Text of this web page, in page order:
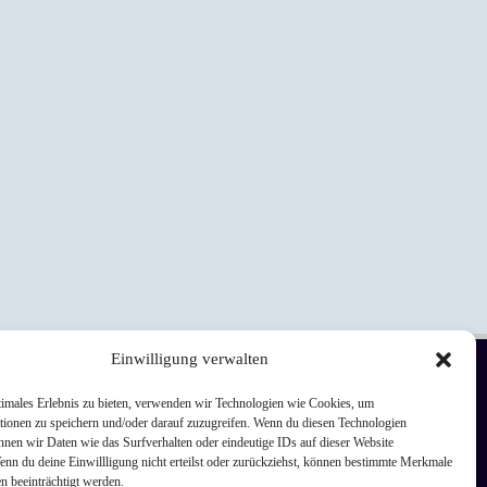
Einwilligung verwalten
Erlebnis zu bieten, verwenden wir Technologien wie Cookies, um
zu speichern und/oder darauf zuzugreifen. Wenn du diesen Technologien
wir Daten wie das Surfverhalten oder eindeutige IDs auf dieser Website
du deine Einwillligung nicht erteilst oder zurückziehst, können bestimmte Merkmale
beeinträchtigt werden.